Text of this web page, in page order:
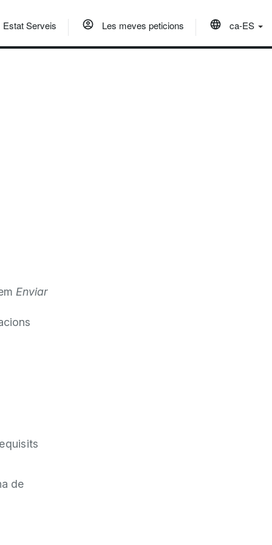
Estat Serveis Les meves peticions ca-ES
Enviar
de